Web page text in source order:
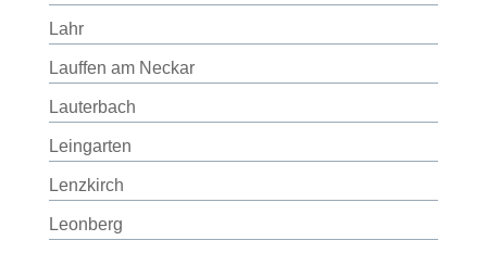
Lahr
Lauffen am Neckar
Lauterbach
Leingarten
Lenzkirch
Leonberg